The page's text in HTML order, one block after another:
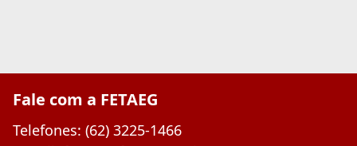
Fale com a FETAEG
Telefones: (62) 3225-1466